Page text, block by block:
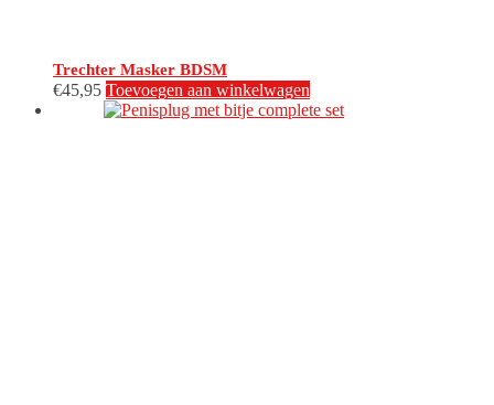
Trechter Masker BDSM
€45,95 Toevoegen aan winkelwagen